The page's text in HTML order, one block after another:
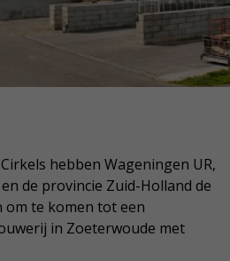
hebben Wageningen UR,
de provincie Zuid-Holland de
om te komen tot een
in Zoeterwoude met